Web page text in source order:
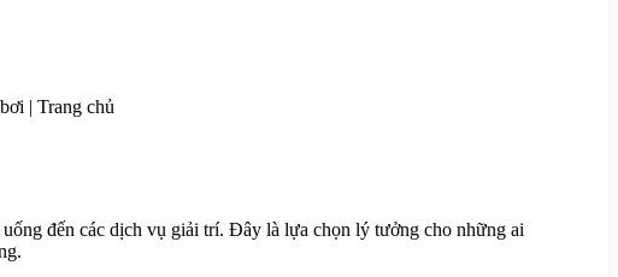
đến các dịch vụ giải trí. Đây là lựa chọn lý tưởng cho những ai